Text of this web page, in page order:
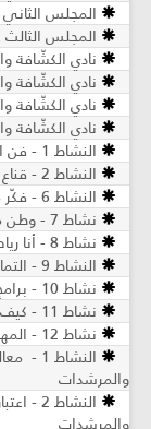
المجلس
المجلس
نادي الكشّافة
نادي الكشّافة
نادي الكشّافة
نادي الكشّافة
النشاط 1 - فن التصوير الفتوغرافي
النشاط 2 - قناع من الورق
النشاط 6 - فكّر مرتين
نشاط 7 - وطن مقاومة
نشاط 8 - أنا رياضي
النشاط 9 - التمارين الرياضية
نشاط 10 - برامج الحاسوب
نشاط 11 - كيف أطالع كتابًا؟
نشاط 12 - المهارات الكشفيّة
والمرشدات
والمرشدات